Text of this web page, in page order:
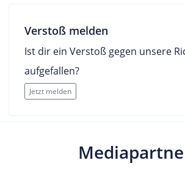
Verstoß melden
Ist dir ein Verstoß gegen unsere
aufgefallen?
Jetzt melden